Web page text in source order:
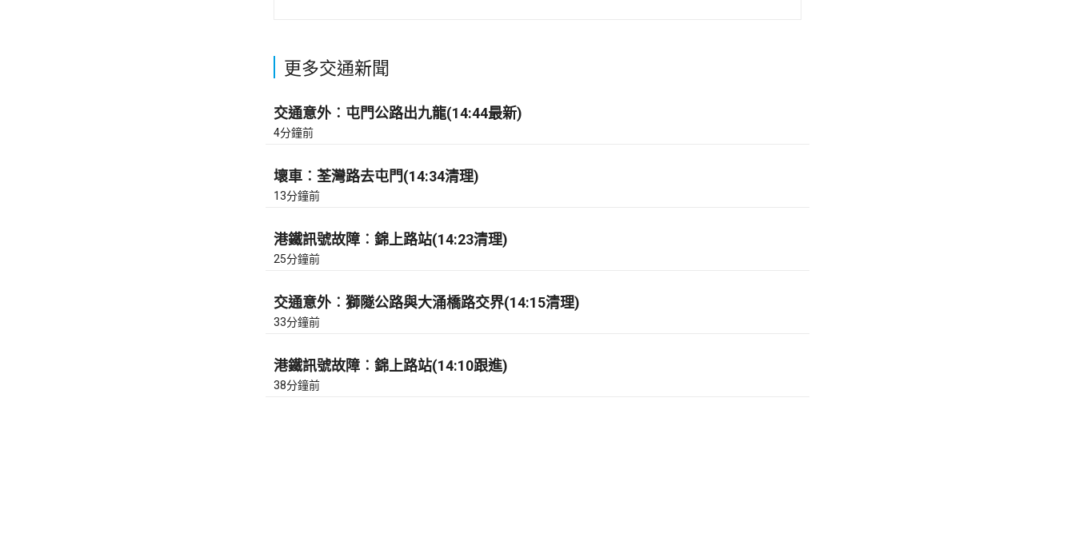
更多交通新聞
交通意外︰屯門公路出九龍(14:44最新)
4分鐘前
壞車︰荃灣路去屯門(14:34清理)
13分鐘前
港鐵訊號故障︰錦上路站(14:23清理)
25分鐘前
交通意外︰獅隧公路與大涌橋路交界(14:15清理)
33分鐘前
港鐵訊號故障︰錦上路站(14:10跟進)
38分鐘前